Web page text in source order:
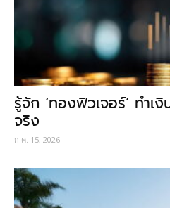
รู้จัก ‘ทองฟิวเจอร์’ ทำเ
จริง
ก.ค. 15, 2026